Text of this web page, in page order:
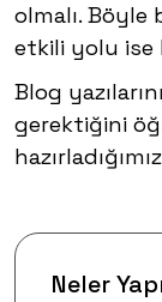
olmalı. Böyle
etkili yolu ise
Blog
gerektiğini
hazırladığımız
Neler